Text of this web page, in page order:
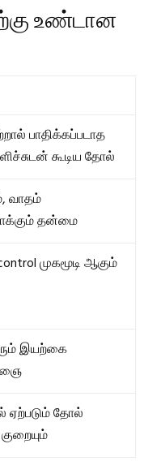
உண்டான
பாதிக்கப்படாத
கூடிய தோல்
வாதம்
தன்மை
முகமூடி ஆகும்
இயற்கை
ஏற்படும் தோல்